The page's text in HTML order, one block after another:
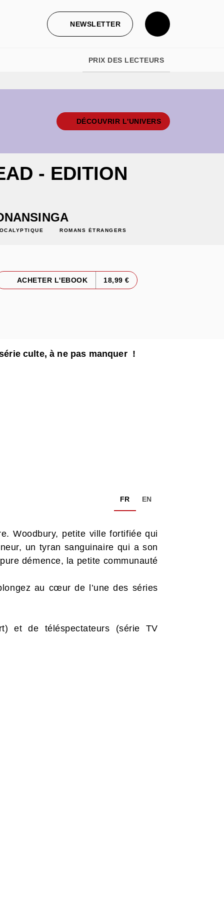
NEWSLETTER
PRIX DES LECTEURS
DÉCOUVRIR L'UNIVERS
- EDITION
ROMANS ÉTRANGERS
ACHETER L'EBOOK 18,99 €
culte, à ne pas manquer !
FR EN
Woodbury, petite ville fortifiée qui
un tyran sanguinaire qui a son
démence, la petite communauté
au cœur de l’une des séries
et de téléspectateurs (série TV